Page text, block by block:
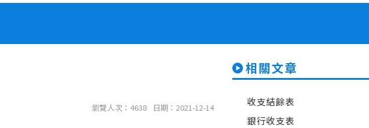
瀏覽人次：4638 日期：2021-12-14
相關文章
收支結餘表
銀行收支表